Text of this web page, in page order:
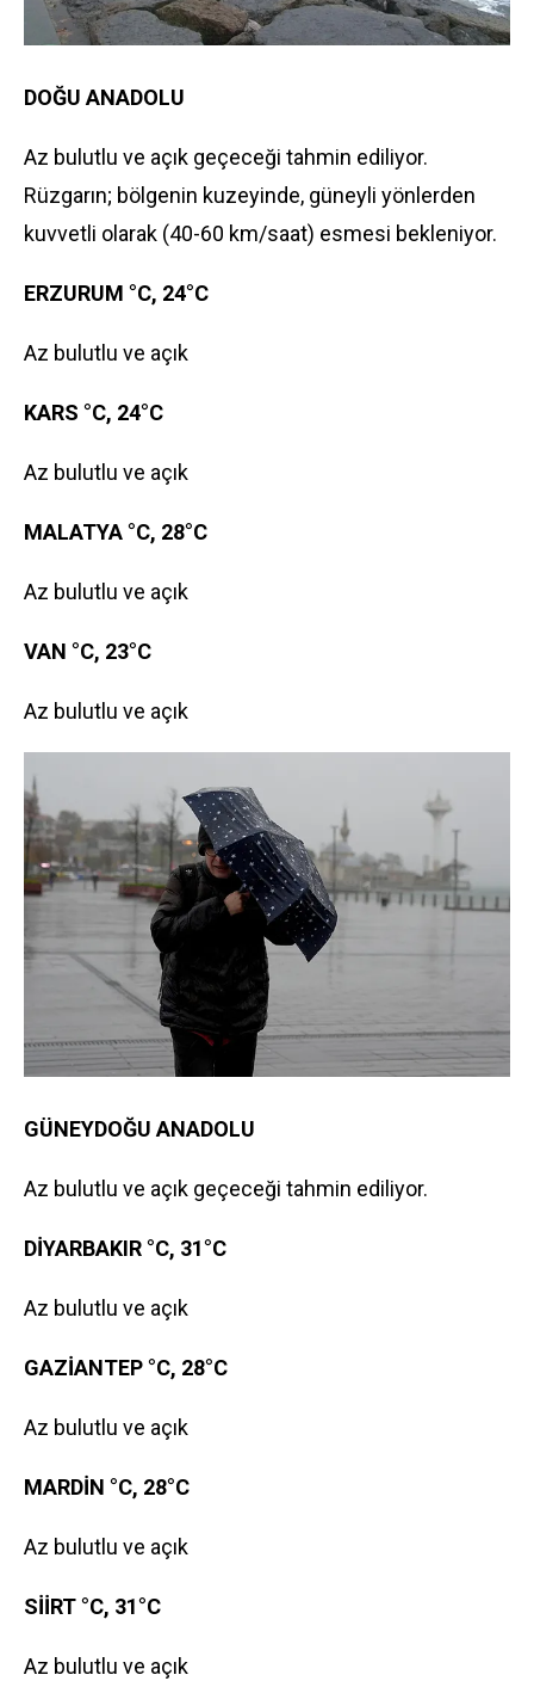
DOĞU ANADOLU
Az bulutlu ve açık geçeceği tahmin ediliyor.
Rüzgarın; bölgenin kuzeyinde, güneyli yönlerden
kuvvetli olarak (40-60 km/saat) esmesi bekleniyor.
ERZURUM °C, 24°C
Az bulutlu ve açık
KARS °C, 24°C
Az bulutlu ve açık
MALATYA °C, 28°C
Az bulutlu ve açık
VAN °C, 23°C
Az bulutlu ve açık
GÜNEYDOĞU ANADOLU
Az bulutlu ve açık geçeceği tahmin ediliyor.
DİYARBAKIR °C, 31°C
Az bulutlu ve açık
GAZİANTEP °C, 28°C
Az bulutlu ve açık
MARDİN °C, 28°C
Az bulutlu ve açık
SİİRT °C, 31°C
Az bulutlu ve açık